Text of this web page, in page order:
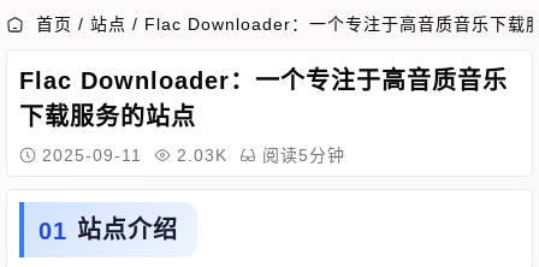
首页 / 站点 / Flac Downloader：一个专注于高音质音乐下载
Flac Downloader：一个专注于高音质音乐
下载服务的站点
2025-09-11 2.03K 阅读5分钟
站点介绍